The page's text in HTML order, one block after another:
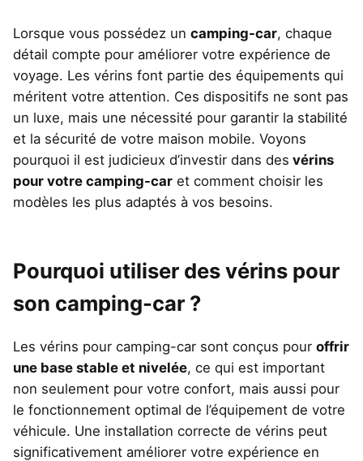
Lorsque vous possédez un camping-car, chaque
détail compte pour améliorer votre expérience de
voyage. Les vérins font partie des équipements qui
méritent votre attention. Ces dispositifs ne sont pas
un luxe, mais une nécessité pour garantir la stabilité
et la sécurité de votre maison mobile. Voyons
pourquoi il est judicieux d’investir dans des vérins
pour votre camping-car et comment choisir les
modèles les plus adaptés à vos besoins.
Pourquoi utiliser des vérins pour
son camping-car ?
Les vérins pour camping-car sont conçus pour offrir
une base stable et nivelée, ce qui est important
non seulement pour votre confort, mais aussi pour
le fonctionnement optimal de l’équipement de votre
véhicule. Une installation correcte de vérins peut
significativement améliorer votre expérience en